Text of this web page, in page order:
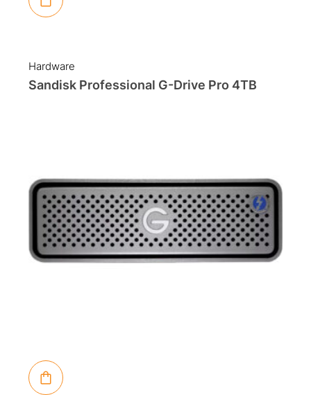
Hardware
Sandisk Professional G-Drive Pro 4TB